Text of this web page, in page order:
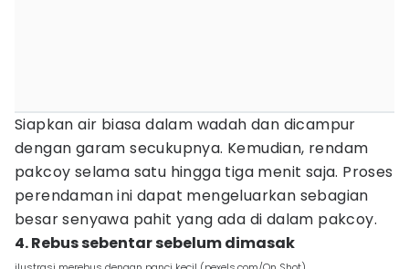
Siapkan air biasa dalam wadah dan dicampur
dengan garam secukupnya. Kemudian, rendam
pakcoy selama satu hingga tiga menit saja. Proses
perendaman ini dapat mengeluarkan sebagian
besar senyawa pahit yang ada di dalam pakcoy.
4. Rebus sebentar sebelum dimasak